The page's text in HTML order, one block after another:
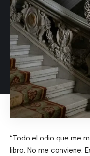
“Todo el odio que me
libro. No me conviene.